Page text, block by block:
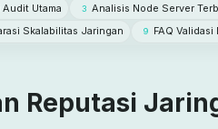
Utama 3 Analisis Node Server
Skalabilitas Jaringan 9 FAQ Validasi
Reputasi